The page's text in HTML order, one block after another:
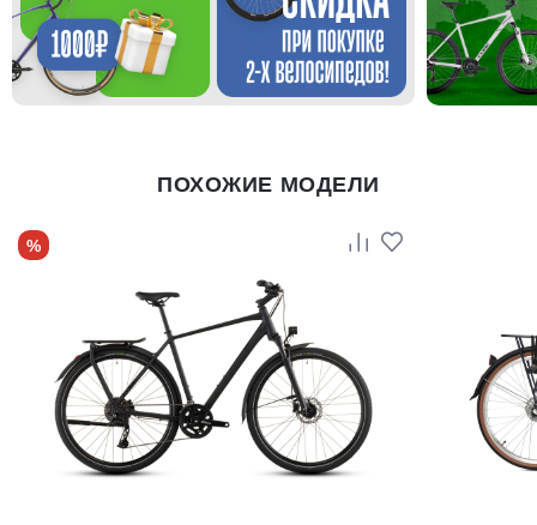
ПОХОЖИЕ МОДЕЛИ
%